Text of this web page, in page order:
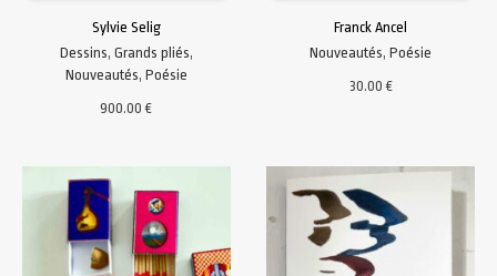
Sylvie Selig
Dessins, Grands pliés,
Nouveautés, Poésie
900.00€
Franck Ancel
Nouveautés,Poésie
30.00€